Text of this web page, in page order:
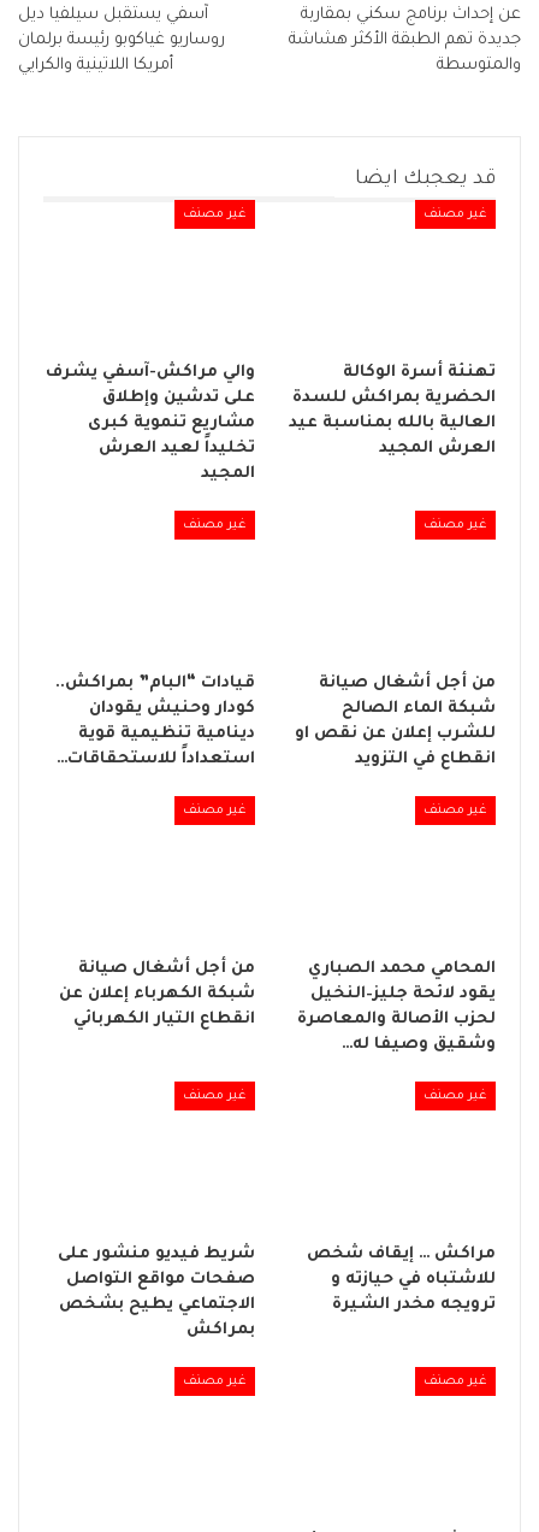
عن إحداث برنامج سكني بمقاربة
جديدة تهم الطبقة الأكثر هشاشة
والمتوسطة
آسفي يستقبل سيلفيا ديل
روساريو غياكوبو رئيسة برلمان
أمريكا اللاتينية والكرايي
قد يعجبك ايضا
غير مصنف
تهنئة أسرة الوكالة
الحضرية بمراكش للسدة
العالية بالله بمناسبة عيد
العرش المجيد
غير مصنف
والي مراكش-آسفي يشرف
على تدشين وإطلاق
مشاريع تنموية كبرى
تخليداً لعيد العرش
المجيد
غير مصنف
من أجل أشغال صيانة
شبكة الماء الصالح
للشرب إعلان عن نقص او
انقطاع في التزويد
غير مصنف
قيادات “البام” بمراكش..
كودار وحنيش يقودان
دينامية تنظيمية قوية
استعداداً للاستحقاقات…
غير مصنف
المحامي محمد الصباري
يقود لائحة جليز–النخيل
لحزب الأصالة والمعاصرة
وشقيق وصيفا له…
غير مصنف
من أجل أشغال صيانة
شبكة الكهرباء إعلان عن
انقطاع التيار الكهربائي
غير مصنف
مراكش … إيقاف شخص
للاشتباه في حيازته و
ترويجه مخدر الشيرة
غير مصنف
شريط فيديو منشور على
صفحات مواقع التواصل
الاجتماعي يطيح بشخص
بمراكش
غير مصنف غير مصنف